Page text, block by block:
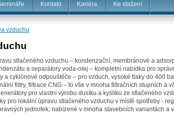
Kontakt Kariéra Ke stažení
vzduchu
stlačeného vzduchu – kondenzační, membránové a
a separátory voda-olej – kompletní nabídka pro
a cyklónové odpouštěče – pro vzduch, vysoké tlaky do 400
filtry, filtrace CNG – to vše v mnoha filtračních stupních a
pro vlastní výrobu dusíku a kyslíku ze stlačeného
pro lokální úpravu stlačeného vzduchu v místě spotřeby -
jednotek; nabízené v mnoha stavebních variantách a